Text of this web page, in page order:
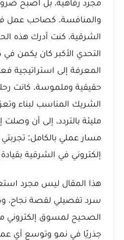
مجرد رفاهية، بل أصبح
والمنافسة. كصاحب عمل
الشرقية، كنت أدرك هذه
التحدي الأكبر كان يكمن
المعرفة إلى استراتيجية
حقيقية وملموسة. كانت
الشريك المناسب لبناء
مليئة بالتردد، إلى أن
مسار عملي بالكامل:
إلكتروني في الشرقية بقيادة
هذا المقال ليس مجرد
سرد تفصيلي لقصة نجاح،
الصحيح لمسوق إلكتروني
جذريًا في نمو وتوسع أي